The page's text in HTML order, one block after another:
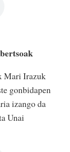
Mari Irazuk
gonbidapen
izango da
Unai